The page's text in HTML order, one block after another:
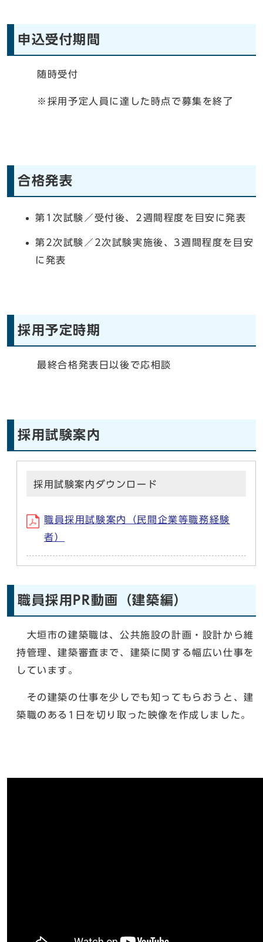
申込受付期間
随時受付
※採用予定人員に達した時点で募集を終了
合格発表
第1次試験／受付後、2週間程度を目安に発表
第2次試験／2次試験実施後、3週間程度を目安
に発表
採用予定時期
最終合格発表日以後で応相談
採用試験案内
採用試験案内ダウンロード
職員採用試験案内（民間企業等職務経験
者）
職員採用PR動画（建築編）
大垣市の建築職は、公共施設の計画・設計から維
持管理、建築審査まで、建築に関する幅広い仕事を
しています。
その建築の仕事を少しでも知ってもらおうと、建
築職のある1日を切り取った映像を作成しました。